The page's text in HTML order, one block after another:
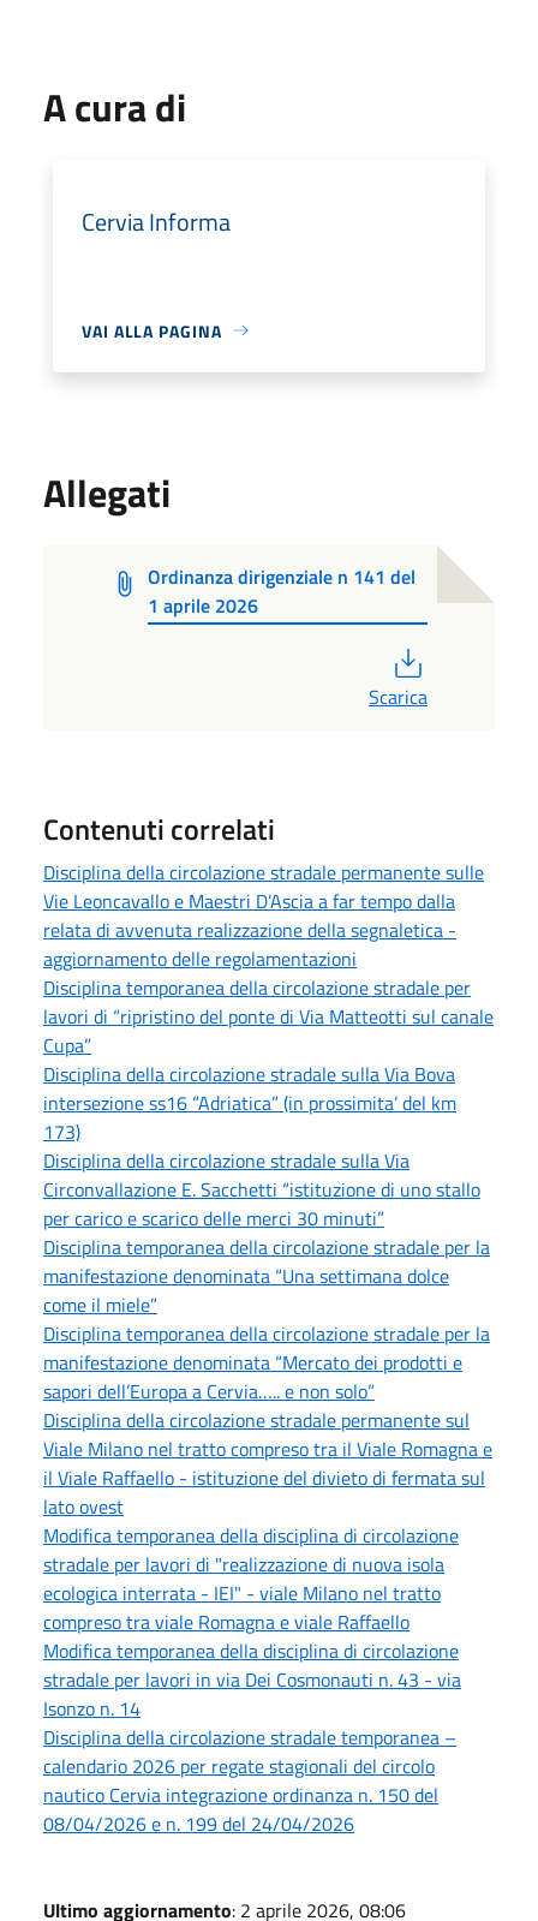
A cura di
Cervia Informa
VAI ALLA PAGINA
Allegati
Ordinanza dirigenziale n 141 del
1 aprile 2026
Scarica
Contenuti correlati
Disciplina della circolazione stradale permanente sulle
Vie Leoncavallo e Maestri D’Ascia a far tempo dalla
relata di avvenuta realizzazione della segnaletica -
aggiornamento delle regolamentazioni
Disciplina temporanea della circolazione stradale per
lavori di “ripristino del ponte di Via Matteotti sul canale
Cupa”
Disciplina della circolazione stradale sulla Via Bova
intersezione ss16 “Adriatica” (in prossimita’ del km
173)
Disciplina della circolazione stradale sulla Via
Circonvallazione E. Sacchetti “istituzione di uno stallo
per carico e scarico delle merci 30 minuti”
Disciplina temporanea della circolazione stradale per la
manifestazione denominata “Una settimana dolce
come il miele”
Disciplina temporanea della circolazione stradale per la
manifestazione denominata “Mercato dei prodotti e
sapori dell’Europa a Cervia….. e non solo”
Disciplina della circolazione stradale permanente sul
Viale Milano nel tratto compreso tra il Viale Romagna e
il Viale Raffaello - istituzione del divieto di fermata sul
lato ovest
Modifica temporanea della disciplina di circolazione
stradale per lavori di "realizzazione di nuova isola
ecologica interrata - IEI" - viale Milano nel tratto
compreso tra viale Romagna e viale Raffaello
Modifica temporanea della disciplina di circolazione
stradale per lavori in via Dei Cosmonauti n. 43 - via
Isonzo n. 14
Disciplina della circolazione stradale temporanea –
calendario 2026 per regate stagionali del circolo
nautico Cervia integrazione ordinanza n. 150 del
08/04/2026 e n. 199 del 24/04/2026
Ultimo aggiornamento: 2 aprile 2026, 08:06